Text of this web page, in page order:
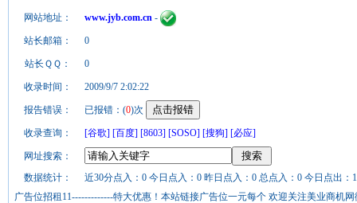
网站地址： www.jyb.com.cn -
站长邮箱： 0
站长ＱＱ： 0
收录时间： 2009/9/7 2:02:22
报告错误： 已报错：(0)次
收录查询： [谷歌] [百度] [8603] [SOSO] [搜狗] [必应]
网址搜索：
数据统计：
近30分点入：0 今日点入：0 昨日点入：0 总点入：0 今日点出：
广告位招租11-------------特大优惠！本站链接广告位一元每个 欢迎关注美业商机